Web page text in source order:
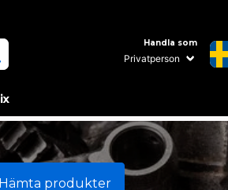
Handla som
Hämta produkter